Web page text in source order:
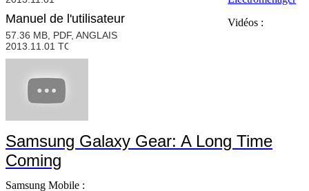
Manuel de l'utilisateur
57.36 MB, PDF, ANGLAIS
2013.11.01
Vidéos :
Samsung Galaxy Gear: A Long Time
Coming
Samsung Mobile :